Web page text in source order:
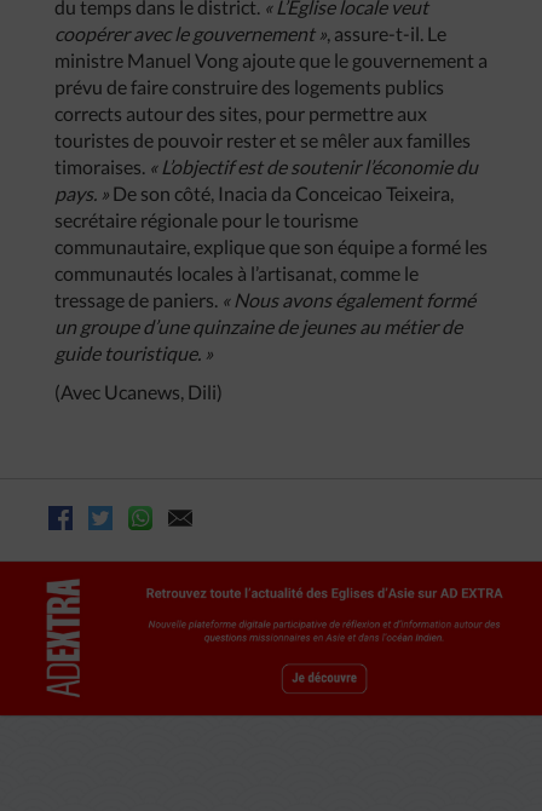
du temps dans le district. « L’Église locale veut
coopérer avec le gouvernement », assure-t-il. Le
ministre Manuel Vong ajoute que le gouvernement a
prévu de faire construire des logements publics
corrects autour des sites, pour permettre aux
touristes de pouvoir rester et se mêler aux familles
timoraises. « L’objectif est de soutenir l’économie du
pays. » De son côté, Inacia da Conceicao Teixeira,
secrétaire régionale pour le tourisme
communautaire, explique que son équipe a formé les
communautés locales à l’artisanat, comme le
tressage de paniers. « Nous avons également formé
un groupe d’une quinzaine de jeunes au métier de
guide touristique. »
(Avec Ucanews, Dili)